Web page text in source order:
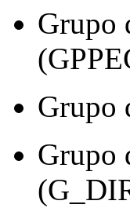
Grupo
Grupo
Grupo